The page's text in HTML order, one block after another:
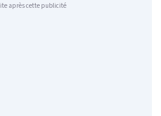
après cette publicité